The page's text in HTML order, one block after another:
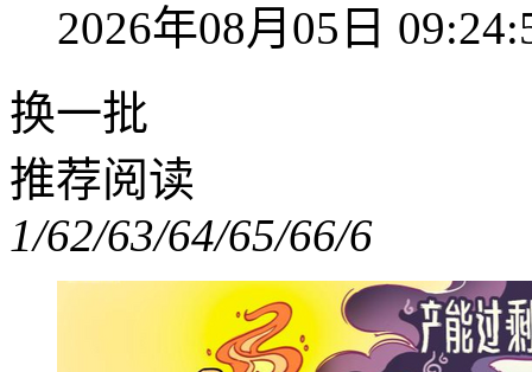
2026年08月05日
换一批
推荐阅读
1/62/63/64/65/66/6